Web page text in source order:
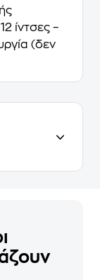
ίντσες –
(δεν